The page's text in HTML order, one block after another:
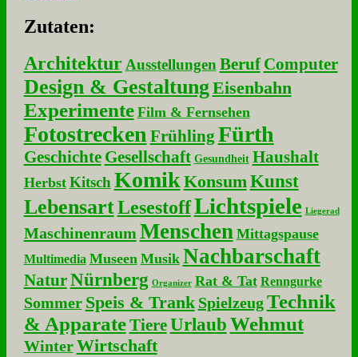
Zu­ta­ten:
Architektur Ausstellungen Beruf Computer
Design & GestaltungEisenbahn
Experimente Film & Fernsehen
Fotostrecken Frühling Fürth
Geschichte Gesellschaft Gesundheit Haushalt
Herbst Kitsch KomikKonsumKunst
LebensartLesestoffLichtspiele Liegerad
Maschinenraum Menschen Mittagspause
Multimedia Museen Musik Nachbarschaft
NaturNürnberg Organizer Rat & Tat Renngurke
Sommer Speis & Trank Spielzeug Technik
& Apparate Tiere UrlaubWehmut
Winter Wirtschaft